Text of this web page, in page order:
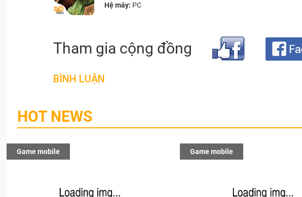
Hệ máy: PC
Tham gia cộng đồng
BÌNH LUẬN
HOT NEWS
Game mobile Game mobile